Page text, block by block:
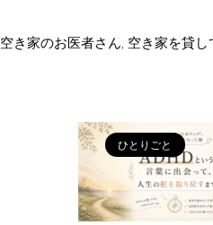
空き家のお医者さん, 空き家を貸し
ひとりごと